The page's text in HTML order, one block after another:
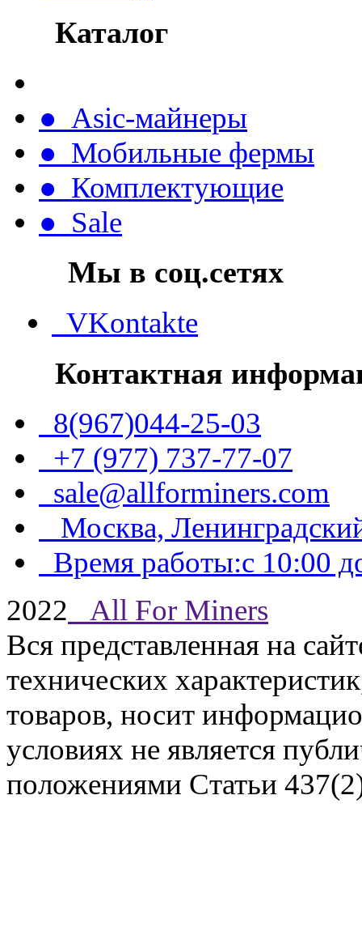
Каталог
● Asic-майнеры
● Мобильные фермы
● Комплектующие
● Sale
Мы в соц.сетях
VKontakte
Контактная
8(967)044-25-03
+7 (977) 737-77-07
sale@allforminers.com
Москва,
Время работы:с 10:00
2022
All For Miners
Вся представленная на
технических
товаров, носит
условиях не является
положениями Статьи
Задать вопрос